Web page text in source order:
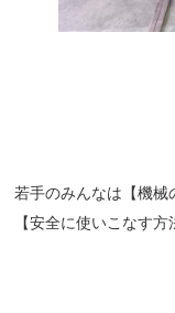
若手のみんなは【機械
【安全に使いこなす方